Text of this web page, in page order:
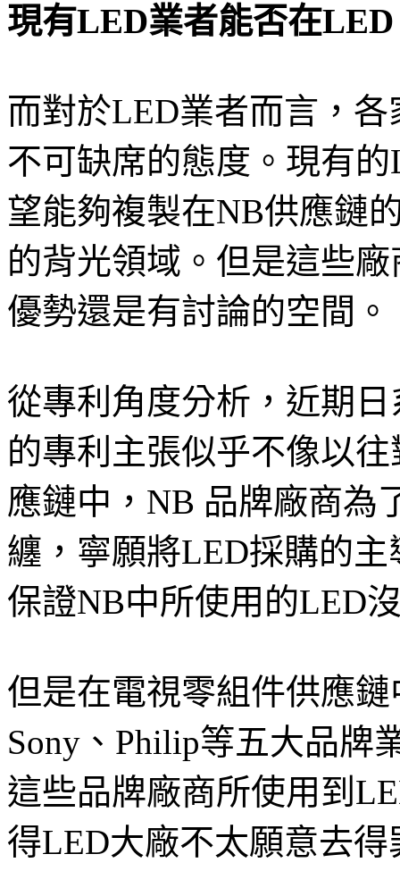
現有LED業者能否在
而對於LED業者而言，
不可缺席的態度。現有
望能夠複製在NB供應鏈
的背光領域。但是這些
優勢還是有討論的空間。
從專利角度分析，近期
的專利主張似乎不像以
應鏈中，NB 品牌廠商為
纏，寧願將LED採購的
保證NB中所使用的LED
但是在電視零組件供應
Sony、Philip等五大品牌
這些品牌廠商所使用到
得LED大廠不太願意去